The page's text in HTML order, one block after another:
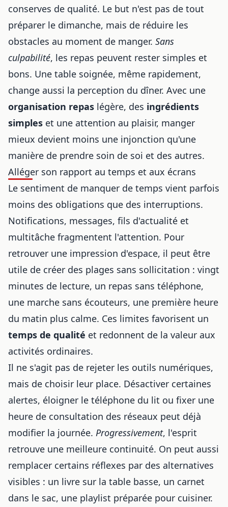
conserves de qualité. Le but n'est pas de tout
préparer le dimanche, mais de réduire les
obstacles au moment de manger. Sans
culpabilité, les repas peuvent rester simples et
bons. Une table soignée, même rapidement,
change aussi la perception du dîner. Avec une
organisation repas légère, des ingrédients
simples et une attention au plaisir, manger
mieux devient moins une injonction qu'une
manière de prendre soin de soi et des autres.
Alléger son rapport au temps et aux écrans
Le sentiment de manquer de temps vient parfois
moins des obligations que des interruptions.
Notifications, messages, fils d'actualité et
multitâche fragmentent l'attention. Pour
retrouver une impression d'espace, il peut être
utile de créer des plages sans sollicitation : vingt
minutes de lecture, un repas sans téléphone,
une marche sans écouteurs, une première heure
du matin plus calme. Ces limites favorisent un
temps de qualité et redonnent de la valeur aux
activités ordinaires.
Il ne s'agit pas de rejeter les outils numériques,
mais de choisir leur place. Désactiver certaines
alertes, éloigner le téléphone du lit ou fixer une
heure de consultation des réseaux peut déjà
modifier la journée. Progressivement, l'esprit
retrouve une meilleure continuité. On peut aussi
remplacer certains réflexes par des alternatives
visibles : un livre sur la table basse, un carnet
dans le sac, une playlist préparée pour cuisiner.